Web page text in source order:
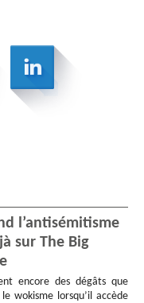
l’antisémitisme
sur The Big
encore des dégâts que
wokisme lorsqu’il accède